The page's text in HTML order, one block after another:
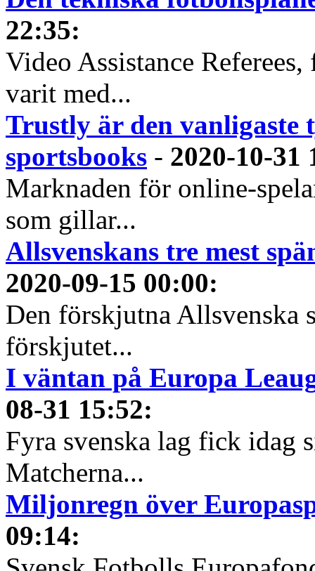
22:35:
Video Assistance
varit med...
Trustly är den vanligaste
sportsbooks - 2020-10-31
Marknaden för online-
som gillar...
Allsvenskans tre mest
2020-09-15 00:00:
Den förskjutna Allsvenska
förskjutet...
I väntan på Europa
08-31 15:52:
Fyra svenska lag fick idag
Matcherna...
Miljonregn över
09:14: